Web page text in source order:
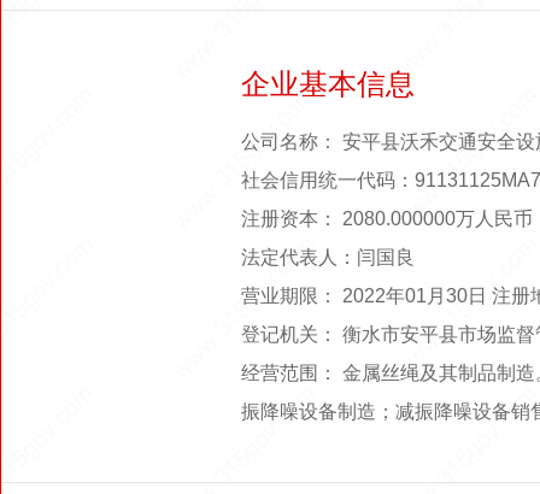
企业基本信息
公司名称： 安平县沃禾交通安全
社会信用统一代码：
注册资本： 2080.000000万人民币
法定代表人：闫国良
营业期限： 2022年01月30日 注
登记机关： 衡水市安平县市场监督
经营范围： 金属丝绳及其制品制
振降噪设备制造；减振降噪设备